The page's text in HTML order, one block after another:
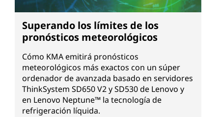
Superando los límites de los
pronósticos meteorológicos
Cómo KMA emitirá pronósticos
meteorológicos más exactos con un súper
ordenador de avanzada basado en servidores
ThinkSystem SD650 V2 y SD530 de Lenovo y
en Lenovo Neptune™ la tecnología de
refrigeración líquida.